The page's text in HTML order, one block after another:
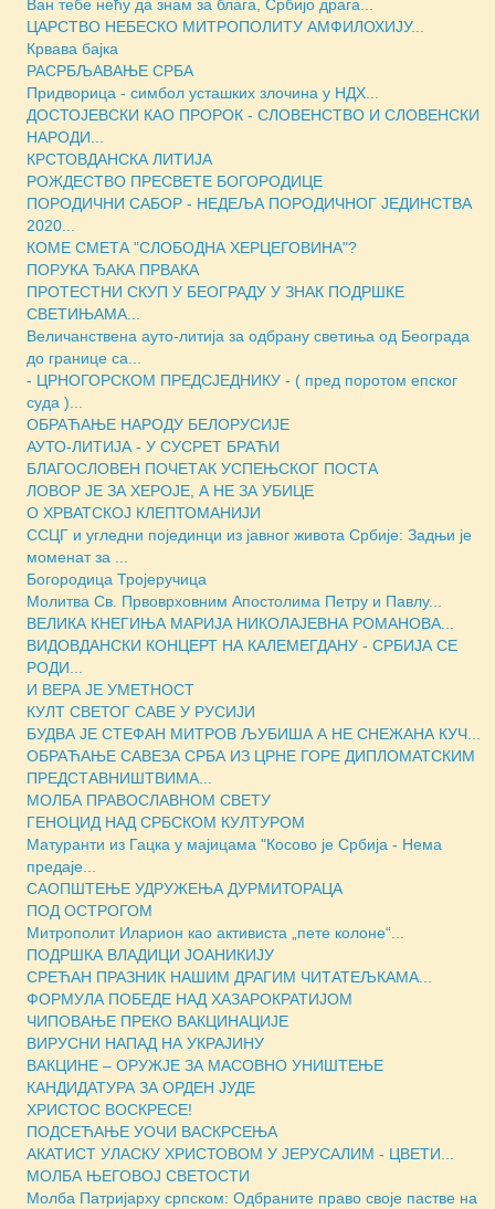
Ван тебе нећу да знам за блага, Србијо драга...
ЦАРСТВО НЕБЕСКО МИТРОПОЛИТУ АМФИЛОХИЈУ...
Крвава бајка
РАСРБЉАВАЊЕ СРБА
Придворица - симбол усташких злочина у НДХ...
ДОСТОЈЕВСКИ КАО ПРОРОК - СЛОВЕНСТВО И СЛОВЕНСКИ
НАРОДИ...
КРСТОВДАНСКА ЛИТИЈА
РОЖДЕСТВО ПРЕСВЕТЕ БОГОРОДИЦЕ
ПОРОДИЧНИ САБОР - НЕДЕЉА ПОРОДИЧНОГ ЈЕДИНСТВА
2020...
КОМЕ СМЕТА "СЛОБОДНА ХЕРЦЕГОВИНА"?
ПОРУКА ЂАКА ПРВАКА
ПРОТЕСТНИ СКУП У БЕОГРАДУ У ЗНАК ПОДРШКЕ
СВЕТИЊАМА...
Величанствена ауто-литија за одбрану светиња од Београда
до границе са...
- ЦРНОГОРСКОМ ПРЕДСЈЕДНИКУ - ( пред поротом епског
суда )...
ОБРАЋАЊЕ НАРОДУ БЕЛОРУСИЈЕ
АУТО-ЛИТИЈА - У СУСРЕТ БРАЋИ
БЛАГОСЛОВЕН ПОЧЕТАК УСПЕЊСКОГ ПОСТА
ЛОВОР ЈЕ ЗА ХЕРОЈЕ, А НЕ ЗА УБИЦЕ
О ХРВАТСКОЈ КЛЕПТОМАНИЈИ
ССЦГ и угледни појединци из јавног живота Србије: Задњи је
моменат за ...
Богородица Тројеручица
Молитва Св. Првоврховним Апостолима Петру и Павлу...
ВЕЛИКА КНЕГИЊА МАРИЈА НИКОЛАЈЕВНА РОМАНОВА...
ВИДОВДАНСКИ КОНЦЕРТ НА КАЛЕМЕГДАНУ - СРБИЈА СЕ
РОДИ...
И ВЕРА ЈЕ УМЕТНОСТ
КУЛТ СВЕТОГ САВЕ У РУСИЈИ
БУДВА ЈЕ СТЕФАН МИТРОВ ЉУБИША А НЕ СНЕЖАНА КУЧ...
ОБРАЋАЊЕ САВЕЗА СРБА ИЗ ЦРНЕ ГОРЕ ДИПЛОМАТСКИМ
ПРЕДСТАВНИШТВИМА...
МОЛБА ПРАВОСЛАВНОМ СВЕТУ
ГЕНОЦИД НАД СРБСКОМ КУЛТУРОМ
Матуранти из Гацка у мајицама "Косово је Србија - Нема
предаје...
САОПШТЕЊЕ УДРУЖЕЊА ДУРМИТОРАЦА
ПОД ОСТРОГОМ
Митрополит Иларион као активиста „пете колоне“...
ПОДРШКА ВЛАДИЦИ ЈОАНИКИЈУ
СРЕЋАН ПРАЗНИК НАШИМ ДРАГИМ ЧИТАТЕЉКАМА...
ФОРМУЛА ПОБЕДЕ НАД ХАЗАРОКРАТИЈОМ
ЧИПОВАЊЕ ПРЕКО ВАКЦИНАЦИЈЕ
ВИРУСНИ НАПАД НА УКРАЈИНУ
ВАКЦИНЕ – ОРУЖЈЕ ЗА МАСOВНО УНИШТЕЊЕ
КАНДИДАТУРА ЗА ОРДЕН ЈУДЕ
ХРИСТОС ВОСКРЕСЕ!
ПОДСЕЋАЊЕ УОЧИ ВАСКРСЕЊА
АКАТИСТ УЛАСКУ ХРИСТОВОМ У ЈЕРУСАЛИМ - ЦВЕТИ...
МОЛБА ЊЕГОВОЈ СВЕТОСТИ
Молба Патријарху српском: Одбраните право своје пастве на